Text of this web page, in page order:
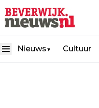
Nieuws ▼ Cultuur